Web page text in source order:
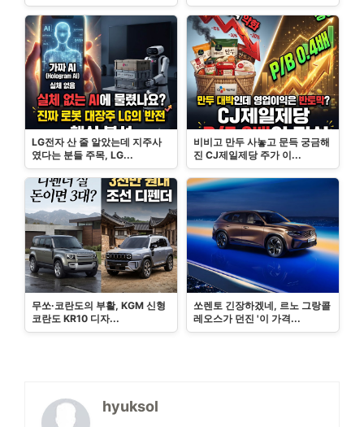
LG전자 산 줄 알았는데 지주사
였다는 분들 주목, LG...
비비고 만두 사놓고 문득 궁금해
진 CJ제일제당 주가 이...
무쏘·코란도의 부활, KGM 신형
코란도 KR10 디자...
쏘렌토 긴장하겠네, 르노 그랑콜
레오스가 던진 '이 가격...
hyuksol